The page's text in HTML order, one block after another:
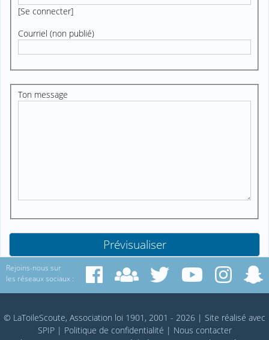
[Se connecter]
Courriel (non publié)
Ton message
Rejoins-nous sur
les réseaux sociaux :
© LaToileScoute, Association loi 1901, 2001 - 2026 | Site réalisé avec
SPIP| Politique de confidentialité | Nous contacter